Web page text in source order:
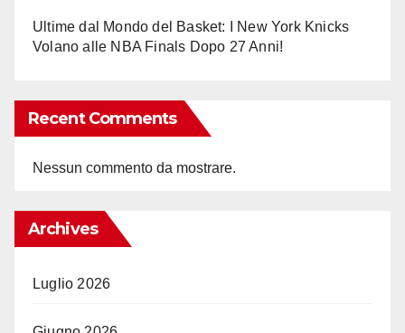
Ultime dal Mondo del Basket: I New York Knicks
Volano alle NBA Finals Dopo 27 Anni!
Recent Comments
Nessun commento da mostrare.
Archives
Luglio 2026